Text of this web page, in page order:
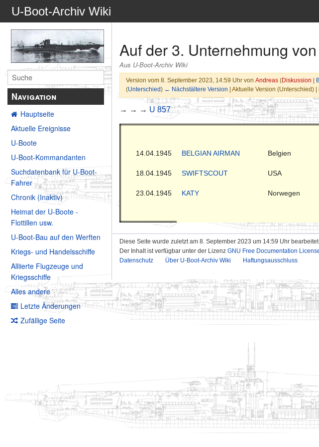
U-Boot-Archiv Wiki
Navigation
Hauptseite
Aktuelle Ereignisse
U-Boote
U-Boot-Kommandanten
Suchdatenbank für U-Boot-
Fahrer
Chronik (Inaktiv)
Heimat der U-Boote -
Flottillen usw.
U-Boot-Bau auf den Werften
Kriegs- und Handelsschiffe
Alliierte Flugzeuge und
Kriegsschiffe
Alles andere
Letzte Änderungen
Zufällige Seite
Auf der 3. Unternehmung
Aus U-Boot-Archiv Wiki
Version vom 8. September 2023, 14:59 Uhr von Andreas (Diskussion
(Unterschied) ← Nächstältere Version | Aktuelle Version
→ → → U 857
14.04.1945 BELGIAN AIRMAN Belgien
18.04.1945 SWIFTSCOUT USA
23.04.1945 KATY Norwegen
Diese Seite wurde zuletzt am 8. September 2023 um 14:59 Uhr
Der Inhalt ist verfügbar unter der LizenzGNU Free Documentation
Datenschutz
Über U-Boot-Archiv Wiki Haftungsausschluss